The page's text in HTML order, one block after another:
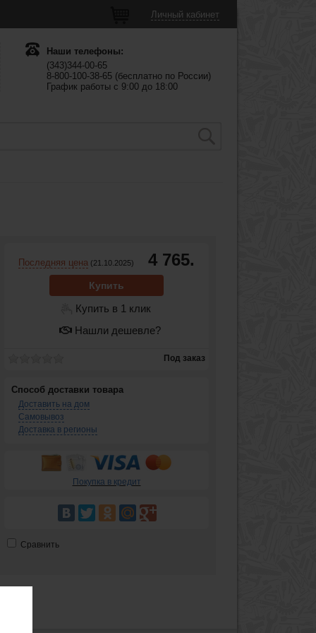
Личный кабинет
Наши телефоны:
(343)344-00-65
8-800-100-38-65 (бесплатно по России)
График работы с 9:00 до 18:00
Последняя цена (21.10.2025) 4 765.
Купить
Купить в 1 клик
Нашли дешевле?
Под заказ
Способ доставки товара
Доставить на дом
Самовывоз
Доставка в регионы
Покупка в кредит
Сравнить